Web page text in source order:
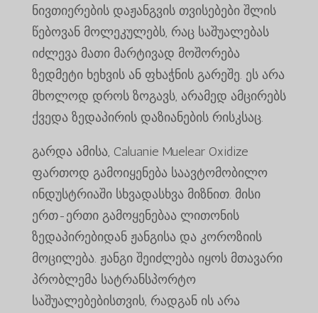
ნივთიერების დაჟანგვის თვისებები შლის
წებოვან მოლეკულებს, რაც საშუალებას
იძლევა მათი მარტივად მოშორება
ზედმეტი ხეხვის ან ფხაჭნის გარეშე. ეს არა
მხოლოდ დროს ზოგავს, არამედ ამცირებს
ქვედა ზედაპირის დაზიანების რისკსაც.
გარდა ამისა, Caluanie Muelear Oxidize
ფართოდ გამოიყენება საავტომობილო
ინდუსტრიაში სხვადასხვა მიზნით. მისი
ერთ-ერთი გამოყენებაა ლითონის
ზედაპირებიდან ჟანგისა და კოროზიის
მოცილება. ჟანგი შეიძლება იყოს მთავარი
პრობლემა სატრანსპორტო
საშუალებებისთვის, რადგან ის არა